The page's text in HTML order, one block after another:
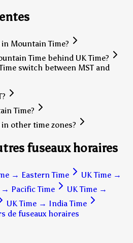
Mountain Time?
Time behind UK Time?
switch between MST and
Time?
other time zones?
fuseaux horaires
→ Eastern Time UK Time →
→ Pacific Time UK Time →
UK Time → India Time
de fuseaux horaires